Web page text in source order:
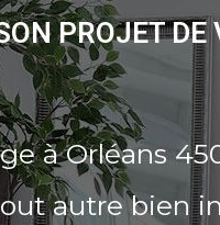
PROJET
à Orléans
autre bien